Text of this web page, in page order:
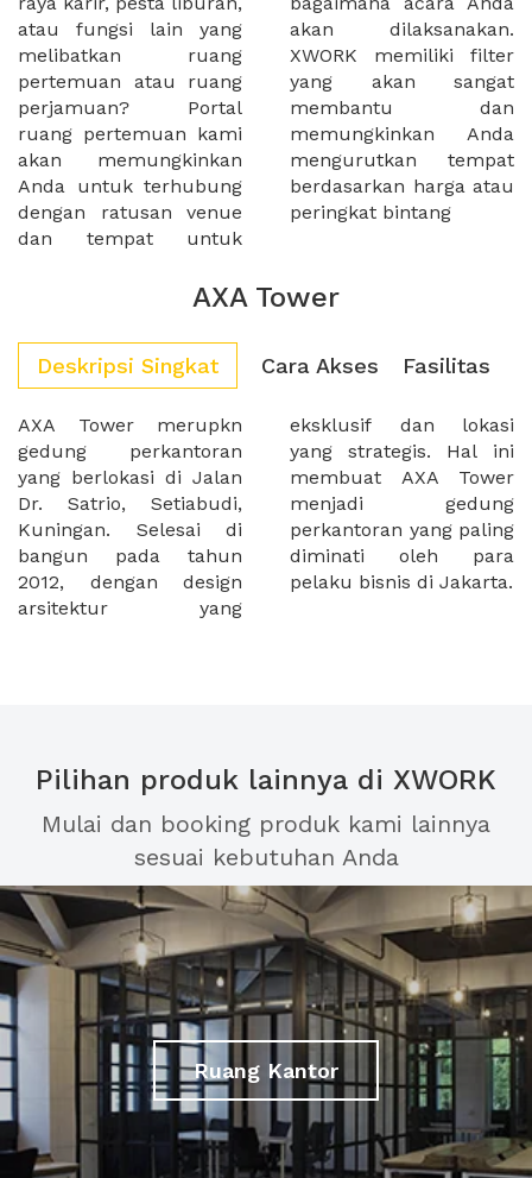
atau fungsi lain yang
melibatkan ruang
pertemuan atau ruang
perjamuan? Portal
ruang pertemuan kami
akan memungkinkan
Anda untuk terhubung
dengan ratusan venue
dan tempat untuk
akan dilaksanakan.
XWORK memiliki filter
yang akan sangat
membantu dan
memungkinkan Anda
mengurutkan tempat
berdasarkan harga atau
peringkat bintang
AXA Tower
Deskripsi Singkat Cara Akses Fasilitas
AXA Tower merupkn
gedung perkantoran
yang berlokasi di Jalan
Dr. Satrio, Setiabudi,
Kuningan. Selesai di
bangun pada tahun
2012, dengan design
arsitektur yang
eksklusif dan lokasi
yang strategis. Hal ini
membuat AXA Tower
menjadi gedung
perkantoran yang paling
diminati oleh para
pelaku bisnis di Jakarta.
Pilihan produk lainnya di XWORK
Mulai dan booking produk kami lainnya
sesuai kebutuhan Anda
Ruang Kantor